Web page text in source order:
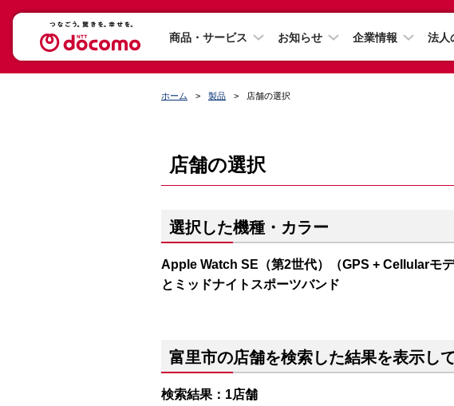
商品・サービス お知らせ 企業情報 法人
ホーム 製品 店舗の選択
店舗の選択
選択した機種・カラー
Apple Watch SE（第2世代）（GPS + Cellularモ
とミッドナイトスポーツバンド
富里市の店舗を検索した結果を表示し
検索結果：1店舗